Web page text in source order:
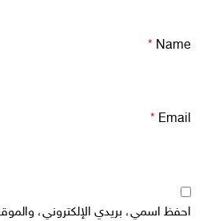
Name
*
Email
*
احفظ اسمي، بريدي الإلكتروني،